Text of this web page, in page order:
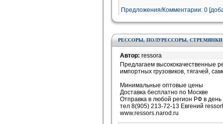
Предложения/Комментарии: 0
РЕССОРЫ, ПОЛУРЕССОРЫ, СТРЕМЯНКИ
Автор: ressora
Предлагаем высококачественные
импортных грузовиков, тягачей,
Минимальные оптовые цены
Доставка бесплатно по Москве
Отправка в любой регион РФ в день
тел 8(905) 213-72-13 Евгений
www.ressors.narod.ru